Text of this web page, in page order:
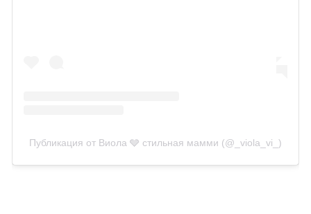
Публикация от Виола 🩶 стильная мамми (@_viola_vi_)